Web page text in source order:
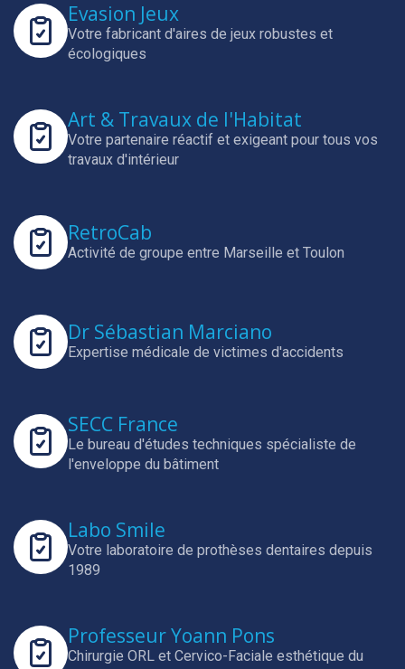
Evasion Jeux
Votre fabricant d'aires de jeux robustes et
écologiques
Art & Travaux de l'Habitat
Votre partenaire réactif et exigeant pour tous vos
travaux d'intérieur
RetroCab
Activité de groupe entre Marseille et Toulon
Dr Sébastian Marciano
Expertise médicale de victimes d'accidents
SECC France
Le bureau d'études techniques spécialiste de
l'enveloppe du bâtiment
Labo Smile
Votre laboratoire de prothèses dentaires depuis
1989
Professeur Yoann Pons
Chirurgie ORL et Cervico-Faciale esthétique du